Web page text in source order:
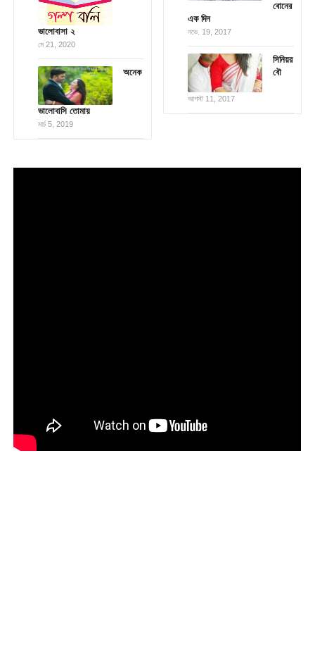
ভালোবাসা ২
মে 21, 2020
অনেক
ভালোবাসি তোমায়
মার্চ 5, 2019
বোনের
এক দিন
নভে. 19, 2017
সিনিয়র
বৌ
আগস্ট 11, 2017